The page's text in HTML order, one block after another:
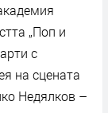
„Поп и
с
на сцената
Недялков –